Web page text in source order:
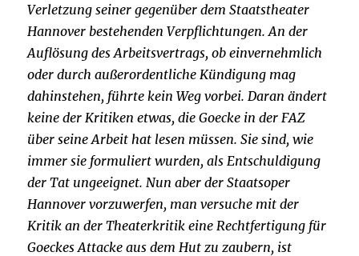
Verletzung seiner gegenüber dem Staatstheater
Hannover bestehenden Verpflichtungen. An der
Auflösung des Arbeitsvertrags, ob einvernehmlich
oder durch außerordentliche Kündigung mag
dahinstehen, führte kein Weg vorbei. Daran ändert
keine der Kritiken etwas, die Goecke in der FAZ
über seine Arbeit hat lesen müssen. Sie sind, wie
immer sie formuliert wurden, als Entschuldigung
der Tat ungeeignet. Nun aber der Staatsoper
Hannover vorzuwerfen, man versuche mit der
Kritik an der Theaterkritik eine Rechtfertigung für
Goeckes Attacke aus dem Hut zu zaubern, ist